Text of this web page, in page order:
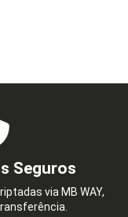
Seguros
via MB WAY,